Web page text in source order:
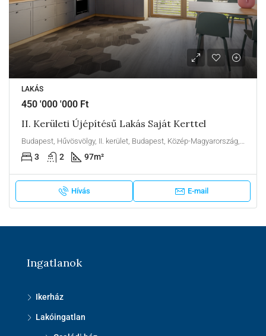
LAKÁS
450 '000 '000 Ft
II. Kerületi Újépítésű Lakás Saját Kerttel
Budapest, Hűvösvölgy, II. kerület, Budapest, Közép-Magyarország, Magyarország
3 2 97m²
Hívás E-mail
Ingatlanok
Ikerház
Lakóingatlan